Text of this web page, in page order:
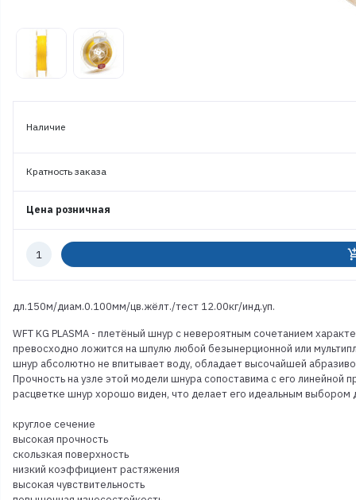
Наличие
Кратность заказа
Цена розничная
Количество
дл.150м/диам.0.100мм/цв.жёлт./тест 12.00кг/инд.уп.
WFT KG PLASMA - плетёный шнур с невероятным сочетанием
превосходно ложится на шпулю любой безынерционной или
шнур абсолютно не впитывает воду, обладает высочайшей
Прочность на узле этой модели шнура сопоставима с его линейной
расцветке шнур хорошо виден, что делает его идеальным выбором
круглое сечение
высокая прочность
скользкая поверхность
низкий коэффициент растяжения
высокая чувствительность